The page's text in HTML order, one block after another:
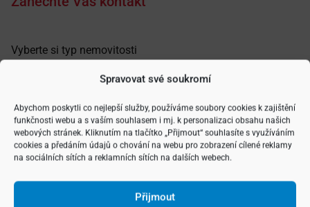
Spravovat své soukromí
Abychom poskytli co nejlepší služby, používáme soubory cookies k zajištění
funkčnosti webu a s vaším souhlasem i mj. k personalizaci obsahu našich
webových stránek. Kliknutím na tlačítko „Přijmout“ souhlasíte s využíváním
cookies a předáním údajů o chování na webu pro zobrazení cílené reklamy
na sociálních sítích a reklamních sítích na dalších webech.
Přijmout
Vyberte si typ nemovitosti